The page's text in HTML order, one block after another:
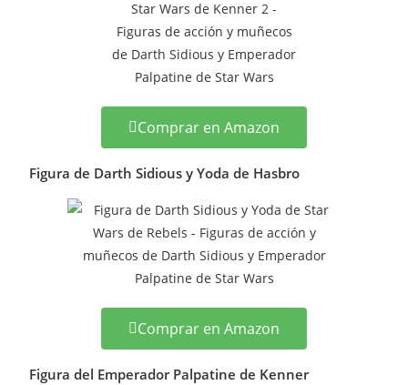
Comprar en Amazon
Figura de Darth Sidious y Yoda de Hasbro
Comprar en Amazon
Figura del Emperador Palpatine de Kenner